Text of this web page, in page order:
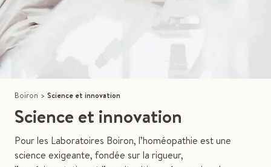
Boiron > Science et innovation
Science et innovation
Pour les Laboratoires Boiron, l’homéopathie est une
science exigeante, fondée sur la rigueur,